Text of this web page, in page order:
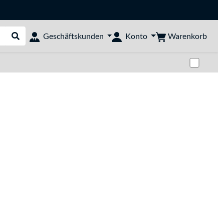
Suche durchführen
Geschäftskunden Konto Warenkorb